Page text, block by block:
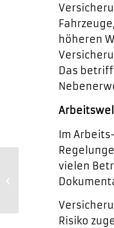
höheren
Das
Im
vielen
Risiko
Winterdienst –
Pflichten, Haftung
und Versicherung
für Hausmeister